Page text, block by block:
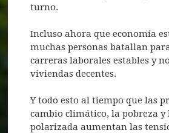
turno.
Incluso ahora que economía
muchas personas batallan
carreras laborales estables y
viviendas decentes.
Y todo esto al tiempo que las
cambio climático, la pobreza y
polarizada aumentan las